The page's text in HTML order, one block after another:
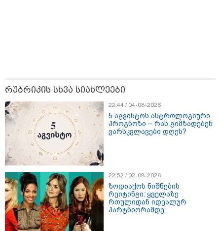
15:49 / 06-08-2026
რუბრიკის სხვა სიახლეები
22:44 / 04-08-2026
5 აგვისტოს ასტროლოგიური
პროგნოზი – რას გიმზადებენ
ვარსკვლავები დღეს?
22:52 / 02-08-2026
ზოდიაქოს ნიშნების
რეიტინგი: ყველაზე
რთულიდან იდეალურ
პარტნიორამდე